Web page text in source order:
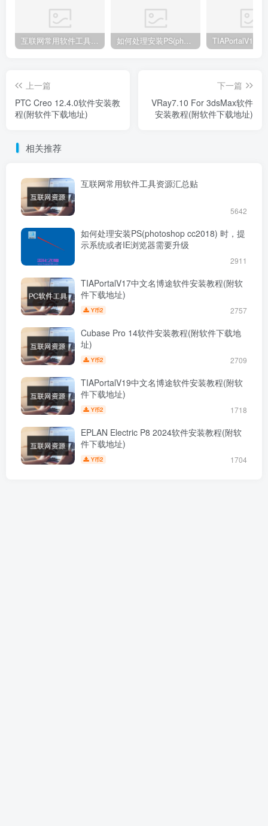
互联网常用软件工具资源汇总贴 如何处理安装PS(photoshop cc2018) 时，提示系统或者IE浏览器需要升级
上一篇
PTC Creo 12.4.0软件安装教
程(附软件下载地址)
下一篇
VRay7.10 For 3dsMax软件
安装教程(附软件下载地址)
相关推荐
互联网常用软件工具资源汇总贴
5642
如何处理安装PS(photoshop cc2018) 时，提
示系统或者IE浏览器需要升级
2911
TIAPortalV17中文名博途软件安装教程(附软
件下载地址)
Y币2 2757
Cubase Pro 14软件安装教程(附软件下载地
址)
Y币2 2709
TIAPortalV19中文名博途软件安装教程(附软
件下载地址)
Y币2 1718
EPLAN Electric P8 2024软件安装教程(附软
件下载地址)
Y币2 1704